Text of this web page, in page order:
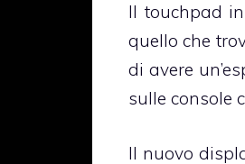
Il touchpad
quello che
di avere
sulle console
Il nuovo